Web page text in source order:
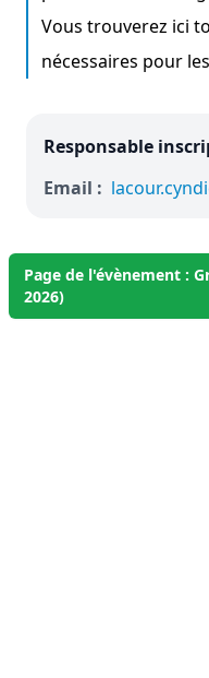
Vous trouverez ici
nécessaires pour
Responsable
Email :
Page de l'évènement :
2026)